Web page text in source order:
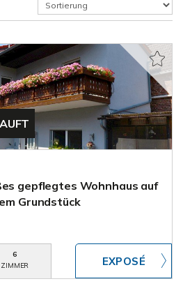
gepflegtes Wohnhaus auf
Grundstück
6
ZIMMER